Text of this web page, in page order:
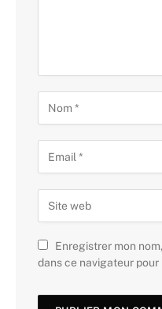
Enregistrer mon
dans ce navigateur